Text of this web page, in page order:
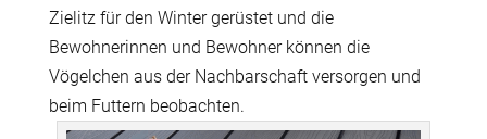
Zielitz für den Winter gerüstet und die
Bewohnerinnen und Bewohner können die
Vögelchen aus der Nachbarschaft versorgen und
beim Futtern beobachten.